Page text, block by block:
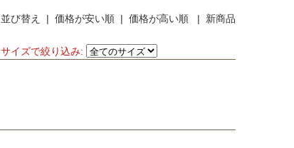
並び替え | 価格が安い順 | 価格が高い順 | 新商品
サイズで絞り込み: